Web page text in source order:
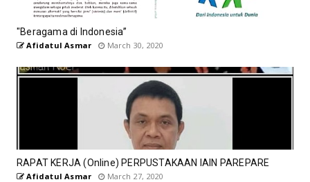
"Beragama di Indonesia”
Afidatul Asmar March 30, 2020
RAPAT KERJA (Online) PERPUSTAKAAN IAIN PAREPARE
Afidatul Asmar March 27, 2020